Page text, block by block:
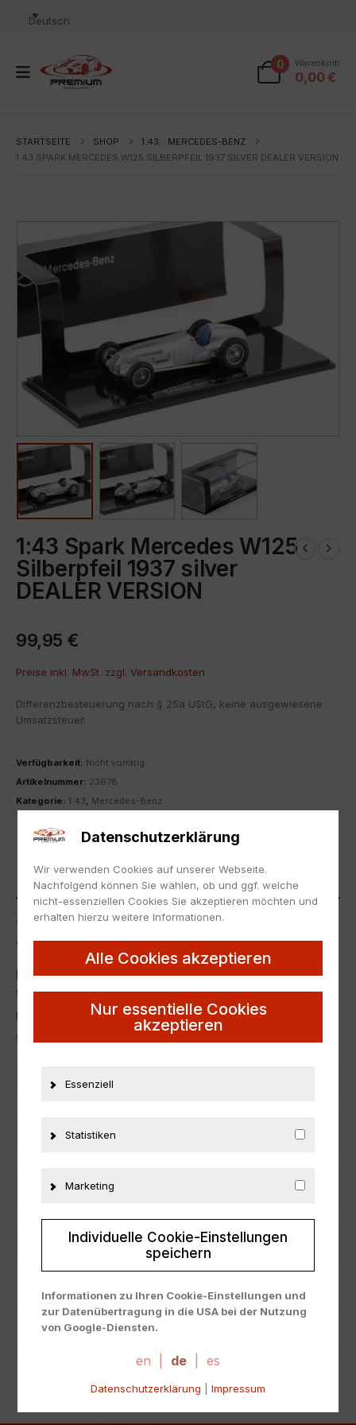
Deutsch
0 Warenkorb
0,00 €
STARTSEITE SHOP 1:43,
MERCEDES-BENZ
1:43 SPARK MERCEDES W125 SILBERPFEIL 1937 SILVER DEALER VERSION
1:43 Spark Mercedes W125
Silberpfeil 1937 silver
DEALER VERSION
99,95 €
Preise inkl. MwSt. zzgl. Versandkosten
Differenzbesteuerung nach § 25a UStG, keine ausgewiesene
Umsatzsteuer.
Verfügbarkeit: Nicht vorrätig
Artikelnummer: 23678
Kategorie: 1:43 Mercedes-Benz
ZUR MERKLISTE HINZUFÜGEN
BESCHREIBUNG
1:43 Spark Mercedes W125 Silberpfeil 1937 silver DEALER
VERSION
Neu in Originalverpackung, aus Geschäftsübernahme,
Verpackung kann Lagerspuren aufweisen.
NEW with box, from business takeover, box can have
storage marks.
Hersteller
Zustand
Resine
ZUSÄTZLICHE INFORMATIONEN
PRODUKTSICHERHEIT
Datenschutzerklärung
Wir verwenden Cookies auf unserer Webseite.
Nachfolgend können Sie wählen, ob und ggf. welche
nicht-essenziellen Cookies Sie akzeptieren möchten und
erhalten hierzu weitere Informationen.
Alle Cookies akzeptieren
Nur essentielle Cookies
akzeptieren
Essenziell
Statistiken
Marketing
Individuelle Cookie-Einstellungen
speichern
Informationen zu Ihren Cookie-Einstellungen und
zur Datenübertragung in die USA bei der Nutzung
von Google-Diensten.
Cookies sind absolut notwendig, um unsere Website
werden nur gesetzt, wenn Sie ihrer Verwendung
en de es
Datenschutzerklärung Impressum